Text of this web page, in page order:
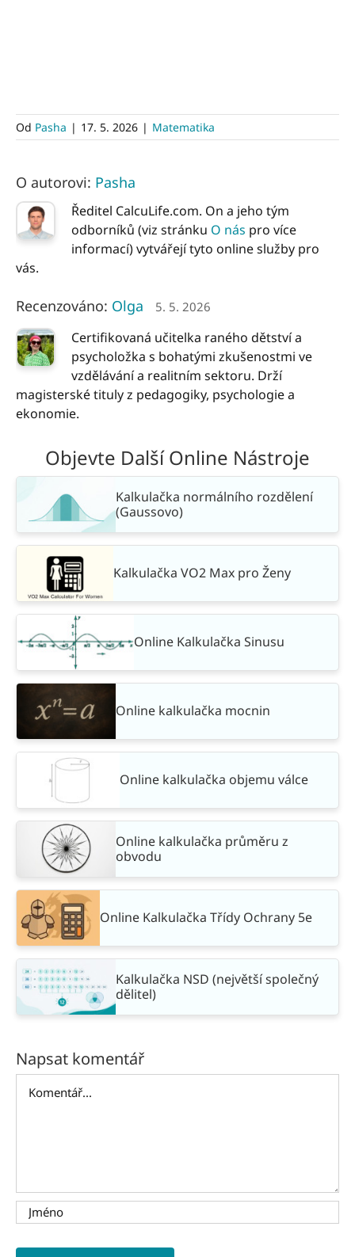
Od Pasha | 17. 5. 2026 | Matematika
O autorovi: Pasha
Ředitel CalcuLife.com. On a jeho tým
odborníků (viz stránku O nás pro více
informací) vytvářejí tyto online služby pro
vás.
Recenzováno: Olga 5. 5. 2026
Certifikovaná učitelka raného dětství a
psycholožka s bohatými zkušenostmi ve
vzdělávání a realitním sektoru. Drží
magisterské tituly z pedagogiky, psychologie a
ekonomie.
Objevte Další Online Nástroje
Kalkulačka normálního rozdělení
(Gaussovo)
Kalkulačka VO2 Max pro Ženy
Online Kalkulačka Sinusu
Online kalkulačka mocnin
Online kalkulačka objemu válce
Online kalkulačka průměru z
obvodu
Online Kalkulačka Třídy Ochrany 5e
Kalkulačka NSD (největší společný
dělitel)
Napsat komentář